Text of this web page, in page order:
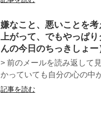
嫌なこと、悪いことを
上がって、でもやっぱ
んの今日のちっきしょー
> 前のメールを読み返して
かっていても自分の心の中
記事を読む